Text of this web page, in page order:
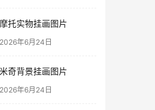
摩托实物挂画图片
2026年6月24日
米奇背景挂画图片
2026年6月24日